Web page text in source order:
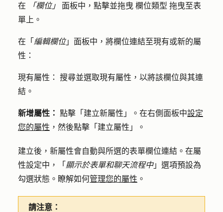
在 「欄位」 面板中，點擊並拖曳 欄位類型 拖曳至表
單上。
在「 編輯欄位」面板中，將欄位連結至現有或新的屬
性：
現有屬性： 搜尋並選取現有屬性 ，以將該欄位與其連
結。
新增屬性： 點擊 「建立新屬性 」。在右側面板中設定
您的屬性 ，然後點擊「 建立屬性 」。
建立後，新屬性會自動與所選的表單欄位連結。在屬
性設定中，「 顯示於表單和聊天流程中」選項預設為
勾選狀態。瞭解如何管理您的屬性 。
請注意：